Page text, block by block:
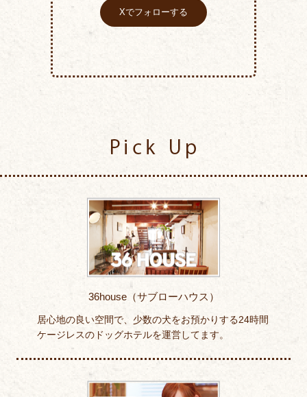
Xでフォローする
36house（サブローハウス）
居心地の良い空間で、少数の犬をお預かりする24時間
ケージレスのドッグホテルを運営してます。